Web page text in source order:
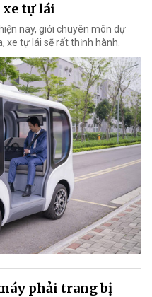
xe tự lái
nay, giới chuyên môn dự
xe tự lái sẽ rất thịnh hành.
phải trang bị